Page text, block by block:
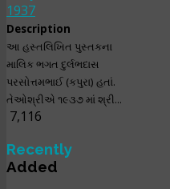
1937
Description
આ હસ્તલિખિત પુસ્તકના
માલિક ભગત દુર્લભદાસ
પરસોત્તમભાઈ (કપુરા) હતાં.
તેઓશ્રીએ ૧૯૩૭ માં શ્રી...
7,116
Recently
Added